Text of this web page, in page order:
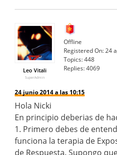
Leo Vitali
SuperAdmin
Offline
Registered On:24
Topics:448
Replies:4069
24 junio 2014 a las 10:15
Hola Nicki
En principio deberias de
1. Primero debes de
funciona la terapia de
de Respuesta. Supongo